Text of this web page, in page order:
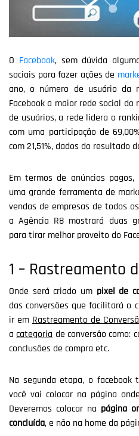
O Facebook, sem dúvida
sociais para fazer ações de
ano, o número de usuário da
Facebook a maior rede social
de usuários, a rede lidera o
com uma participação de
com 21,51%, dados do resultado
Em termos de anúncios
uma grande ferramenta de
vendas de empresas de todos
a Agência R8 mostrará duas
para tirar melhor proveito do
1 – Rastreamento
Onde será criado um pixel de
das conversões que facilitará o
ir em Rastreamento de
a categoria de conversão como:
conclusões de compra etc.
Na segunda etapa, o
você vai colocar na página
Deveremos colocar na página
concluída, e não na home da